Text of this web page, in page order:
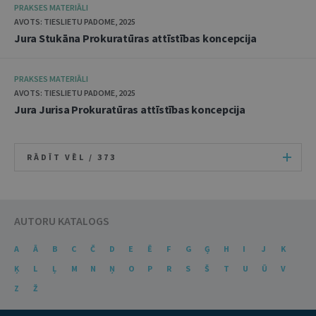
PRAKSES MATERIĀLI
AVOTS: TIESLIETU PADOME, 2025
Jura Stukāna Prokuratūras attīstības koncepcija
PRAKSES MATERIĀLI
AVOTS: TIESLIETU PADOME, 2025
Jura Jurisa Prokuratūras attīstības koncepcija
RĀDĪT VĒL / 373
AUTORU KATALOGS
A Ā B C Č D E Ē F G Ģ H I J
K
Ķ
L Ļ M N Ņ O P R S Š T U Ū
V
Z
Ž